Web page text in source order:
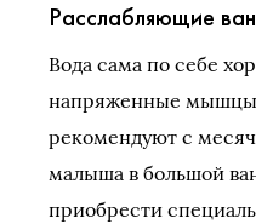
Расслабляющие
Вода сама по себе
напряженные
рекомендуют с
малыша в большой
приобрести